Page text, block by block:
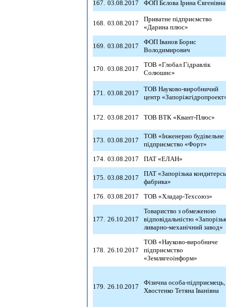
167. 03.08.2017 ФОП Бєлова Ірина Євгенівна
168. 03.08.2017
Приватне підприємство
«Дарина плюс»
169. 03.08.2017
ФОП Іванов Борис
Володимирович
170. 03.08.2017
ТОВ «Глобал Гідравлік
Солюшнс»
171. 03.08.2017
ТОВ Науково-виробничий
центр
172. 03.08.2017 ТОВ ВТК «Квант-Плюс»
173. 03.08.2017
ТОВ «Інженерно будівельне
підприємство «Форт»
174. 03.08.2017 ПАТ «ЕЛАН»
175. 03.08.2017
ПАТ «Запорізька
фабрика»
176. 03.08.2017 ТОВ «Хладар-Техсоюз»
177. 26.10.2017
Товариство з обмеженою
відповідальністю
ливарно-механічний завод»
178. 26.10.2017
ТОВ «Науково-виробниче
підприємство
«Землягеоінформ»
179. 26.10.2017
Фізична особа-підприємець,
Хвостенко Тетяна Іванівна